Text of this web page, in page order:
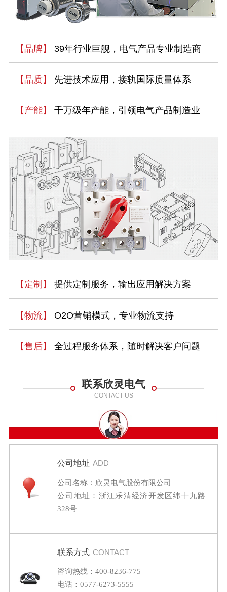
【品牌】 39年行业巨舰，电气产品专业制造商
【品质】 先进技术应用，接轨国际质量体系
【产能】 千万级年产能，引领电气产品制造业
【定制】 提供定制服务，输出应用解决方案
【物流】 O2O营销模式，专业物流支持
【售后】 全过程服务体系，随时解决客户问题
联系欣灵电气
CONTACT US
公司地址 ADD
公司名称：欣灵电气股份有限公司
公司地址：浙江乐清经济开发区纬十九路
328号
联系方式 CONTACT
咨询热线：400-8236-775
电话：0577-6273-5555